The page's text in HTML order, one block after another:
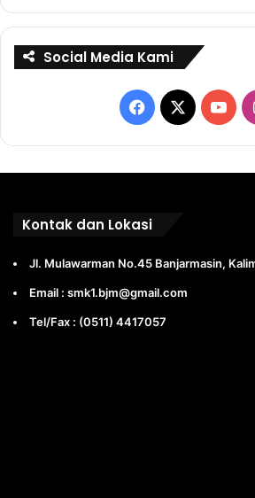
Social Media Kami
Facebook
X
Kontak dan Lokasi
Jl. Mulawarman No.45 Banjarmasin,
Email : smk1.bjm@gmail.com
Tel/Fax : (0511) 4417057